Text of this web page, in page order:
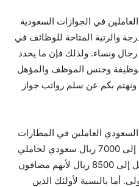
في الجوازات السعودية
والرتبة المتاحة للوظائف في
رجال ونساء. ولذلك فإن ما يحدد
وجنس الموظف والمؤهل
بكم عن سلم رواتب جواز
العاملين في المطارات
السعودية من 5000 ريال سعودي إلى 7000 ريال سعودي لحاملي
درجة البكالوريوس، ويمكن أن يصل إلى 8500 ريال لأنهم مضافون
أما بالنسبة لأولئك الذين